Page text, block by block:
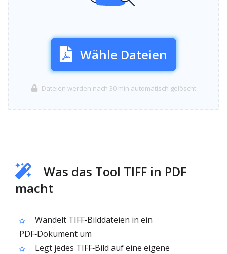
Wähle Dateien
Dateien werden nach 30 min automatisch gelöscht
Was das Tool TIFF in PDF
macht
Wandelt TIFF‑Bilddateien in ein
PDF‑Dokument um
Legt jedes TIFF‑Bild auf eine eigene